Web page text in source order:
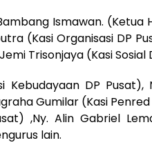
Ismawan. (Ketua
(Kasi Organisasi DP
Trisonjaya (Kasi Sosial
DP Pusat),
Gumilar (Kasi
,Ny. Alin Gabriel
lain.